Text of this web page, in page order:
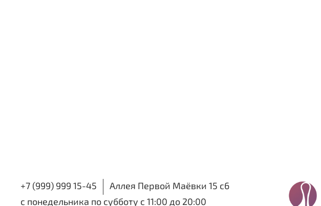
+7 (999) 999 15-45
Аллея Первой Маёвки 15 с6
с понедельника по субботу с 11:00 до 20:00